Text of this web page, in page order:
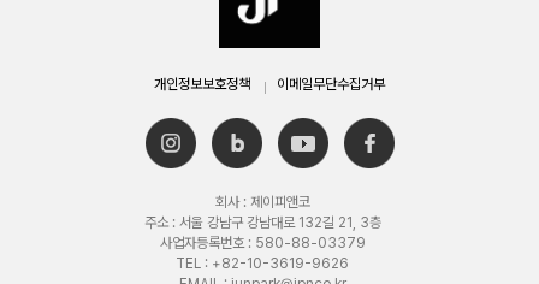
개인정보보호정책 이메일무단수집거부
회사 : 제이피앤코
주소 : 서울 강남구 강남대로 132길 21, 3층
사업자등록번호 : 580-88-03379
TEL : +82-10-3619-9626